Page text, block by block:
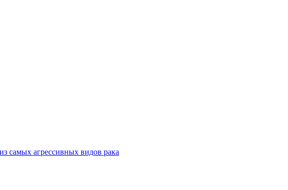
самых агрессивных видов рака